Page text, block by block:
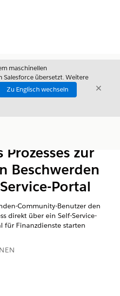
maschinellen
Salesforce übersetzt. Weitere
Zu Englisch wechseln
zur
Beschwerden
Portal
Community-Benutzer den
direkt über ein Self-Service-
für Finanzdienste starten
Enterprise und Unlimited